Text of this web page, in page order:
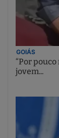
GOIÁS
“Por
jovem...